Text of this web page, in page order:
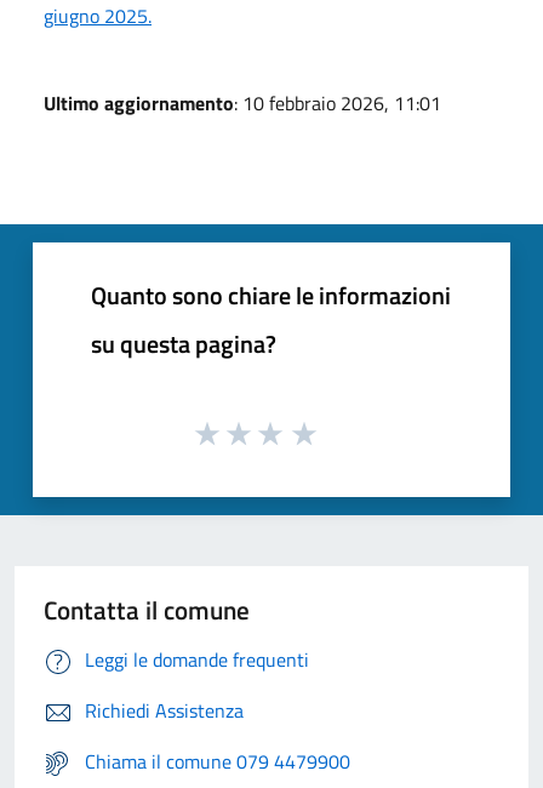
giugno 2025.
Ultimo aggiornamento: 10 febbraio 2026, 11:01
Quanto sono chiare le informazioni
su questa pagina?
Contatta il comune
Leggi le domande frequenti
Richiedi Assistenza
Chiama il comune 079 4479900